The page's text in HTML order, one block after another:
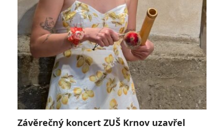
Závěrečný koncert ZUŠ Krnov uzavřel